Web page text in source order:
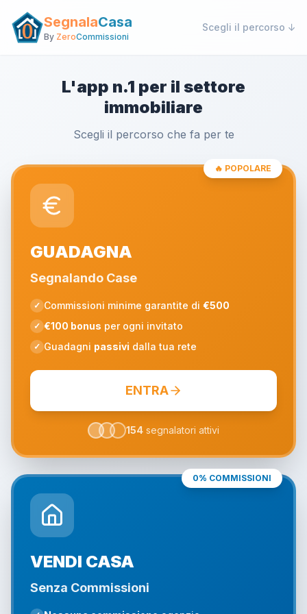
SegnalaCasa
By ZeroCommissioni
Scegli il percorso ↓
L'app n.1 per il settore
immobiliare
Scegli il percorso che fa per te
🔥 POPOLARE
GUADAGNA
Segnalando Case
✓ Commissioni minime garantite di €500
✓ €100 bonus per ogni invitato
✓ Guadagni passivi dalla tua rete
ENTRA
154 segnalatori attivi
0% COMMISSIONI
VENDI CASA
Senza Commissioni